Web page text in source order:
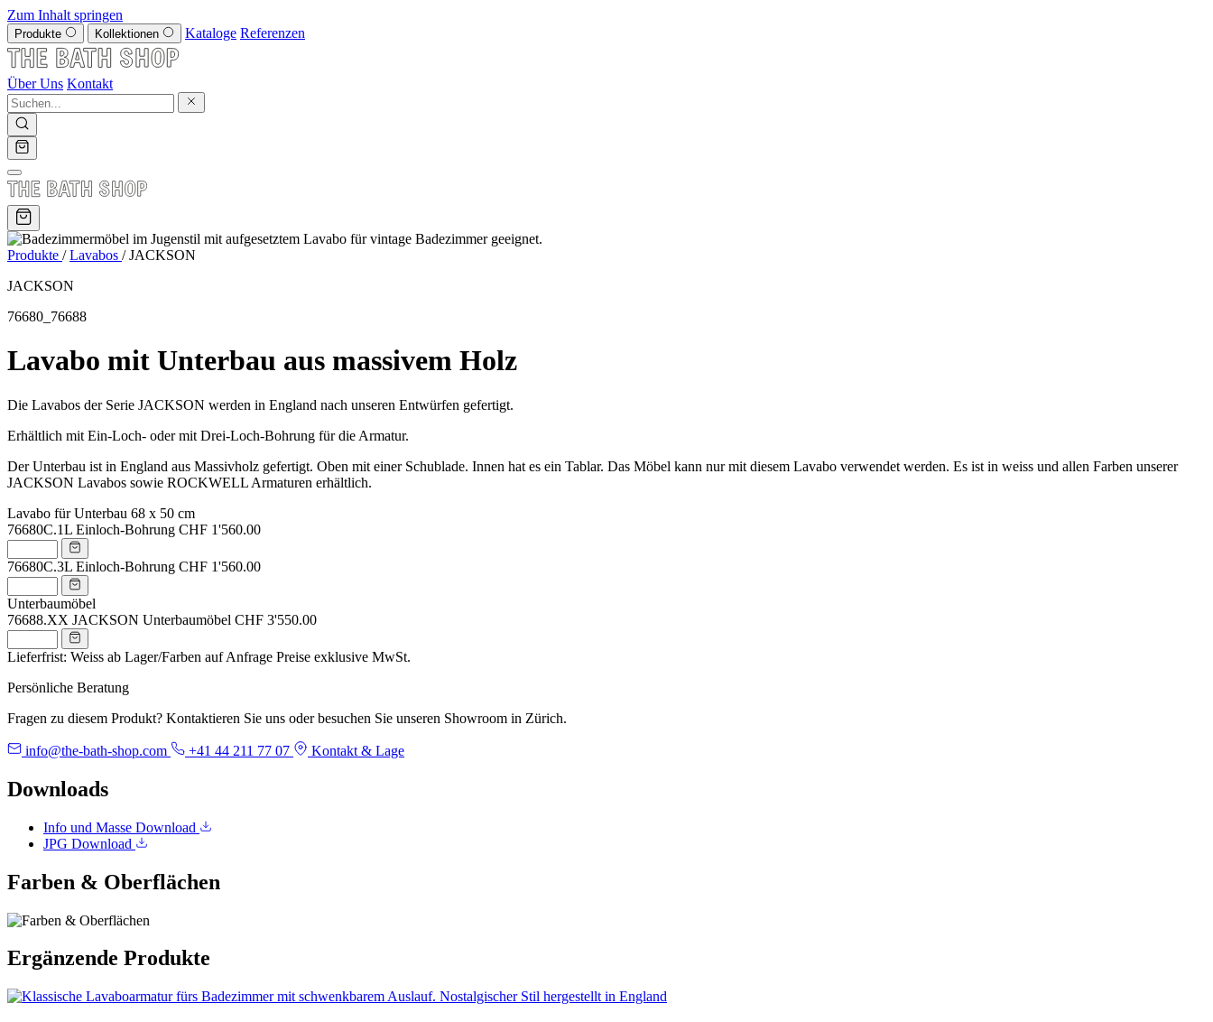
Zum Inhalt springen
Produkte Kollektionen Kataloge Referenzen
Über Uns Kontakt
Produkte / Lavabos / JACKSON
JACKSON
76680_76688
Lavabo mit Unterbau aus massivem Holz
Die Lavabos der Serie JACKSON werden in England nach unseren Entwürfen gefertigt.
Erhältlich mit Ein-Loch- oder mit Drei-Loch-Bohrung für die Armatur.
Der Unterbau ist in England aus Massivholz gefertigt. Oben mit einer Schublade. Innen hat es ein Tablar. Das Möbel kann nur mit diesem Lavabo verwendet werden. Es ist in weiss und allen Farben unserer
JACKSON Lavabos sowie ROCKWELL Armaturen erhältlich.
Lavabo für Unterbau 68 x 50 cm
76680C.1L Einloch-Bohrung CHF 1'560.00
76680C.3L Einloch-Bohrung CHF 1'560.00
Unterbaumöbel
76688.XX JACKSON Unterbaumöbel CHF 3'550.00
Lieferfrist: Weiss ab Lager/Farben auf Anfrage Preise exklusive MwSt.
Persönliche Beratung
Fragen zu diesem Produkt? Kontaktieren Sie uns oder besuchen Sie unseren Showroom in Zürich.
info@the-bath-shop.com +41 44 211 77 07 Kontakt & Lage
Downloads
Info und Masse Download
JPG Download
Farben & Oberflächen
Ergänzende Produkte